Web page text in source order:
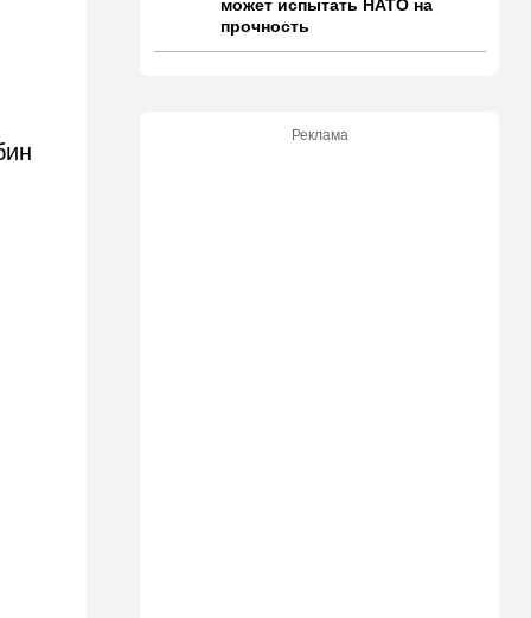
может испытать НАТО на
прочность
могут вернуться домой
Реклама